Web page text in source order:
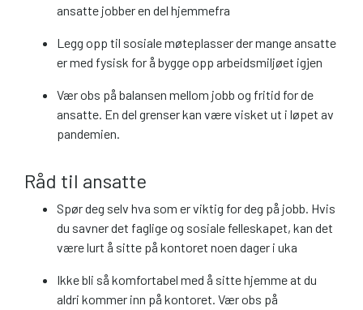
ansatte jobber en del hjemmefra
Legg opp til sosiale møteplasser der mange ansatte
er med fysisk for å bygge opp arbeidsmiljøet igjen
Vær obs på balansen mellom jobb og fritid for de
ansatte. En del grenser kan være visket ut i løpet av
pandemien.
Råd til ansatte
Spør deg selv hva som er viktig for deg på jobb. Hvis
du savner det faglige og sosiale felleskapet, kan det
være lurt å sitte på kontoret noen dager i uka
Ikke bli så komfortabel med å sitte hjemme at du
aldri kommer inn på kontoret. Vær obs på